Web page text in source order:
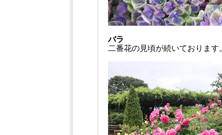
バラ
二番花の見頃が続いております